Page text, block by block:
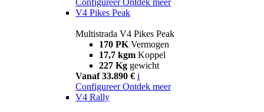
V4 Pikes Peak
Multistrada V4 Pikes Peak
170 PK Vermogen
17,7 kgm Koppel
227 Kg gewicht
Vanaf 33.890 € i
Configureer Ontdek meer
V4 Rally